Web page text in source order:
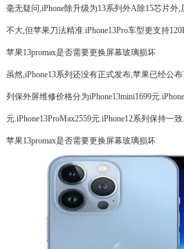
毫无疑问,iPhone除升级为13系列外A除15芯片外
不大,但苹果刀法精准.iPhone13Pro车型更支持
苹果13promax是否需要更换屏幕玻璃损坏
虽然,iPhone13系列还没有正式发布,苹果已经公
列保外屏维修价格分为iPhone13mini1699元
元.iPhone13ProMax2559元.iPhone12系列保持一致.
苹果13promax是否需要更换屏幕玻璃损坏